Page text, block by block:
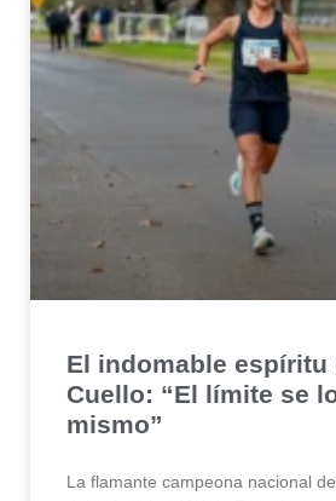
El indomable espíritu
Cuello: “El límite se
mismo”
La flamante campeona nacional